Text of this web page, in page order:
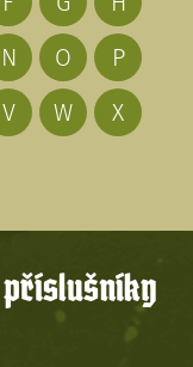
N O
P
V W
X
příslušníky